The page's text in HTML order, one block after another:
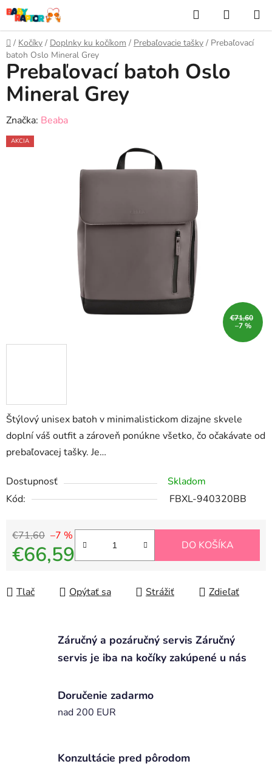
Prejsť
na
obsah
Hľadať
KOŠÍK
Domov
/ Kočíky / Doplnky ku kočíkom / Prebaľovacie tašky / Prebaľovací
batoh Oslo Mineral Grey
Štýlový unisex batoh v minimalistickom dizajne skvele
doplní váš outfit a zároveň ponúkne všetko, čo očakávate od
prebaľovacej tašky. Je…
Dostupnosť
Skladom
Kód:
FBXL-940320BB
€71,60 –7 %
€66,59 DO KOŠÍKA
Tlač Opýtať sa Strážiť Zdieľať
Prebaľovací batoh Oslo
Mineral Grey
Značka: Beaba
AKCIA
€71,60
–7 %
Záručný a pozáručný servis Záručný
servis je iba na kočíky zakúpené u nás
Doručenie zadarmo
nad 200 EUR
Konzultácie pred pôrodom